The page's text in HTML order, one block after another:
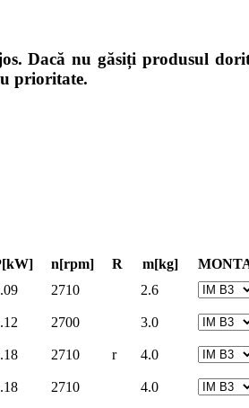
Dacă nu găsiți produsul
prioritate.
n[rpm] R m[kg]
2710 2.6
2700 3.0
2710 r 4.0
2710 4.0